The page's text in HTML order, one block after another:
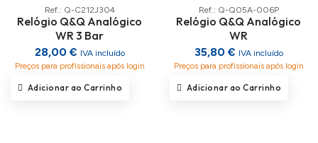
Ref.: Q-C212J304
Relógio Q&Q Analógico
WR 3 Bar
28,00 € IVA incluído
Preços para profissionais após login
Adicionar ao Carrinho
Ref.: Q-Q05A-006P
Relógio Q&Q Analógico
WR
35,80 € IVA incluído
Preços para profissionais após login
Adicionar ao Carrinho